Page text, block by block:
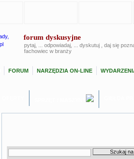
forum dyskusyjne
pytaj, ... odpowiadaj, ... dyskutuj , daj się
fachowiec w branży
FORUM NARZĘDZIA ON-LINE